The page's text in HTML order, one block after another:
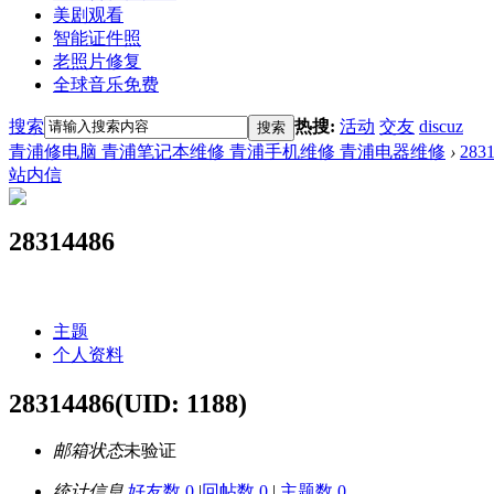
美剧观看
智能证件照
老照片修复
全球音乐免费
搜索 搜索 热搜: 活动 交友 discuz
青浦修电脑 青浦笔记本维修 青浦手机维修 青浦电器维修 ›
站内信
28314486
主题
个人资料
28314486(UID: 1188)
邮箱状态未验证